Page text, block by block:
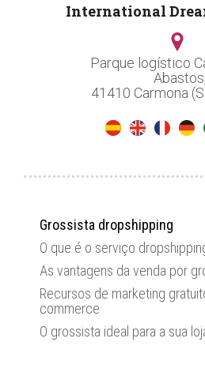
International
Parque logístico
41410 Carmona
Grossista dropshipping
O que é o serviço
As vantagens da venda por
Recursos de marketing
commerce
O grossista ideal para a sua